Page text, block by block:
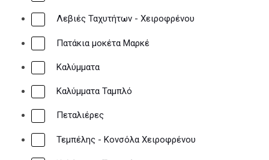
Πυροσβεστήρες
Φαρμακεία
Τρίγωνα
Εργαλεία
Λεβιές Ταχυτήτων - Χειροφρένου
Πατάκια μοκέτα Μαρκέ
Καλύμματα
Καλύμματα Ταμπλό
Πεταλιέρες
Τεμπέλης - Κονσόλα Χειροφρένου